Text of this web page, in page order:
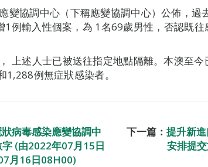
變協調中心（下稱應變協調中心）公佈，過
1例輸入性個案，為 1名69歲男性，否認既
上述人士已被送往指定地點隔離。本澳至
例無症狀感染者。
病毒感染應變協調中
(由2022年07月15日
月16日08H00)
下一篇： 提升新
安排提